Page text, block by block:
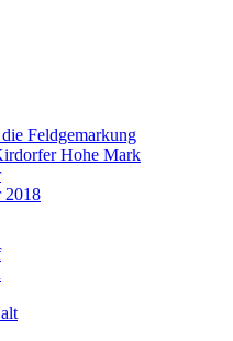
Feldgemarkung
Hohe Mark
2018